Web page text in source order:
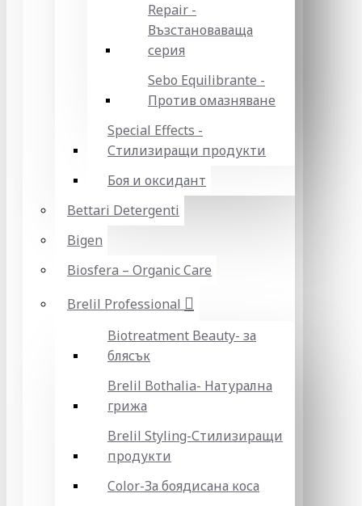
Repair -
Възстановаваща
серия
Sebo Equilibrante -
Против омазняване
Special Effects -
Стилизиращи продукти
Боя и оксидант
Bettari Detergenti
Bigen
Biosfera – Organic Care
Brelil Professional
Biotreatment Beauty- за
блясък
Brelil Bothalia- Натурална
грижа
Brelil Styling-Стилизиращи
продукти
Color-За боядисана коса